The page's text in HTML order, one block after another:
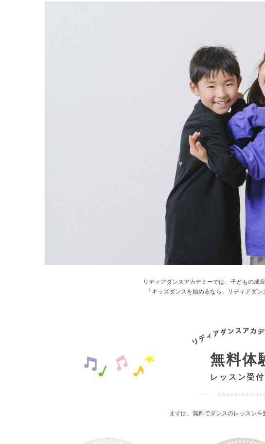
リディアダンスアカデミーでは、 子どもの成
「キッズダンスを始めるなら、
リディアダン
無料体
レッスン受
まずは、無料でダンスのレッスンを